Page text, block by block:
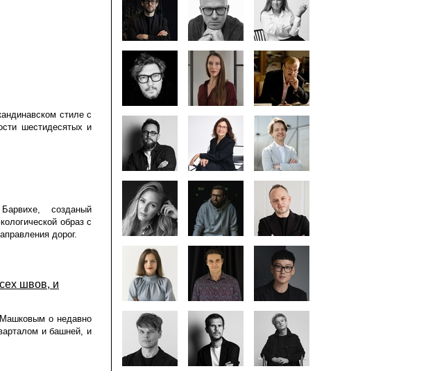
стиле с
шестидесятых и
созданый
образ с
дорог.
швов, и
Машковым о недавно
и башней, и